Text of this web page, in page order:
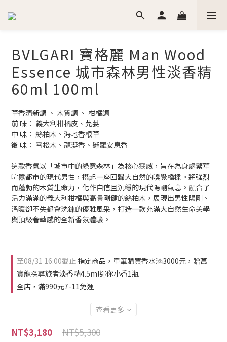
BVLGARI 寶格麗 Man Wood
Essence 城市森林男性淡香精
60ml 100ml
草香清新調 、 木質調 、 柑橘調
前 味： 義大利柑橘皮、芫荽
中 味： 絲柏木、海地香根草
後 味： 雪松木、龍涎香、邏羅安息香
這款香氛以「城市中的綠意森林」為核心靈感，旨在為身處繁華
喧囂都市的現代男性，搭起一座回歸大自然的嗅覺橋樑。將強烈
而蓬勃的木質生命力，化作自信且沉穩的現代陽剛氣息。融合了
活力滿滿的義大利柑橘與高貴剛健的絲柏木，展現出男性陽剛、
溫暖卻不失都會洗鍊的優雅風采，打造一款充滿大自然生命美學
與頂級奢華感的全新香氛體驗。
至08/31 16:00截止 指定商品，單筆購買香水滿3000元，贈萬
寶龍探尋旅者淡香精4.5ml迷你小香1瓶
全店，滿990元7-11免運
查看更多
NT$5,300
NT$3,180